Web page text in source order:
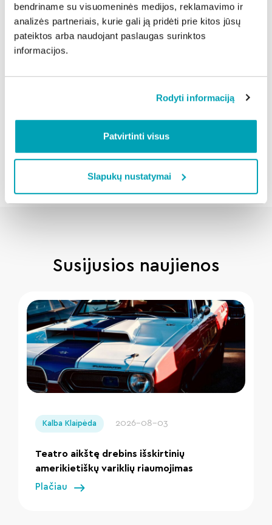
bendriname su visuomeninės medijos, reklamavimo ir
analizės partneriais, kurie gali ją pridėti prie kitos jūsų
pateiktos arba naudojant paslaugas surinktos
informacijos.
Rodyti informaciją
Patvirtinti visus
Slapukų nustatymai
skubiai pranešti apie tai mums. Mūsų kvalifikuoti
elektrikai įvertins sistemų būklę ir, esant poreikiui,
atliks visus būtinus remonto darbus“, – sako V.
Balbuckis.
Atgal
Susijusios naujienos
Kalba Klaipėda 2026-08-03
Teatro aikštę drebins išskirtinių
amerikietiškų variklių riaumojimas
Plačiau